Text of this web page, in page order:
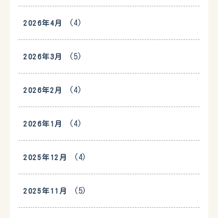
2026年4月 (4)
2026年3月 (5)
2026年2月 (4)
2026年1月 (4)
2025年12月 (4)
2025年11月 (5)